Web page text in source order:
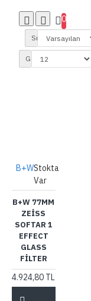
0
Sırala:
Göster:
B+WStokta
Var
B+W 77MM
ZEISS
SOFTAR 1
EFFECT
GLASS
FILTER
4.924,80 TL